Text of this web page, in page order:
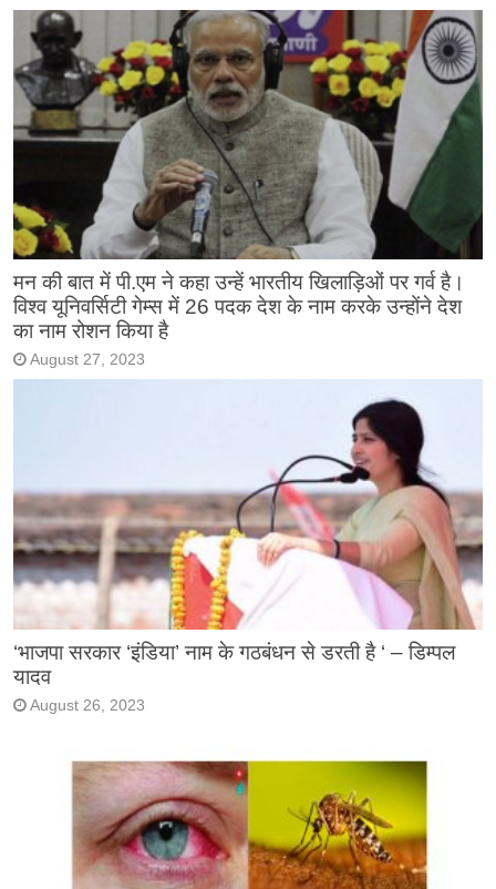
मन की बात में पी.एम ने कहा उन्हें भारतीय खिलाड़िओं पर गर्व है।
विश्व यूनिवर्सिटी गेम्स में 26 पदक देश के नाम करके उन्होंने देश
का नाम रोशन किया है
August 27, 2023
‘भाजपा सरकार ‘इंडिया’ नाम के गठबंधन से डरती है ‘ – डिम्पल
यादव
August 26, 2023